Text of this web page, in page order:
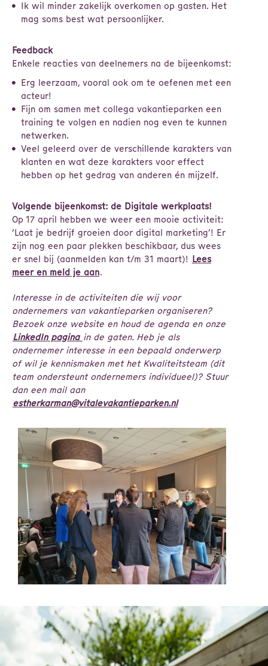
Ik wil minder zakelijk overkomen op gasten. Het
mag soms best wat persoonlijker.
Feedback
Enkele reacties van deelnemers na de bijeenkomst:
Erg leerzaam, vooral ook om te oefenen met een
acteur!
Fijn om samen met collega vakantieparken een
training te volgen en nadien nog even te kunnen
netwerken.
Veel geleerd over de verschillende karakters van
klanten en wat deze karakters voor effect
hebben op het gedrag van anderen én mijzelf.
Volgende bijeenkomst: de Digitale werkplaats!
Op 17 april hebben we weer een mooie activiteit:
‘Laat je bedrijf groeien door digital marketing’! Er
zijn nog een paar plekken beschikbaar, dus wees
er snel bij (aanmelden kan t/m 31 maart)! Lees
meer en meld je aan.
Interesse in de activiteiten die wij voor
ondernemers van vakantieparken organiseren?
Bezoek onze website en houd de agenda en onze
LinkedIn pagina in de gaten. Heb je als
ondernemer interesse in een bepaald onderwerp
of wil je kennismaken met het Kwaliteitsteam (dit
team ondersteunt ondernemers individueel)? Stuur
dan een mail aan
estherkarman@vitalevakantieparken.nl